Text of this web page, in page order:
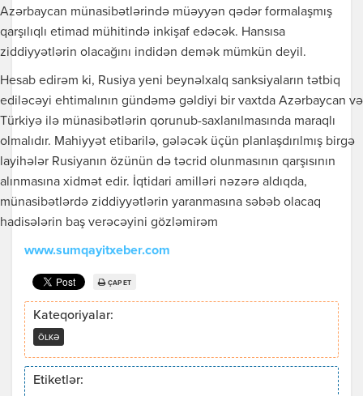
Azərbaycan münasibətlərində müəyyən qədər formalaşmış
qarşılıqlı etimad mühitində inkişaf edəcək. Hansısa
ziddiyyətlərin olacağını indidən demək mümkün deyil.
Hesab edirəm ki, Rusiya yeni beynəlxalq sanksiyaların tətbiq
ediləcəyi ehtimalının gündəmə gəldiyi bir vaxtda Azərbaycan və
Türkiyə ilə münasibətlərin qorunub-saxlanılmasında maraqlı
olmalıdır. Mahiyyət etibarilə, gələcək üçün planlaşdırılmış birgə
layihələr Rusiyanın özünün də təcrid olunmasının qarşısının
alınmasına xidmət edir. İqtidari amilləri nəzərə aldıqda,
münasibətlərdə ziddiyyətlərin yaranmasına səbəb olacaq
hadisələrin baş verəcəyini gözləmirəm
www.sumqayitxeber.com
ÇAP ET
Kateqoriyalar:
ÖLKƏ
Etiketlər: